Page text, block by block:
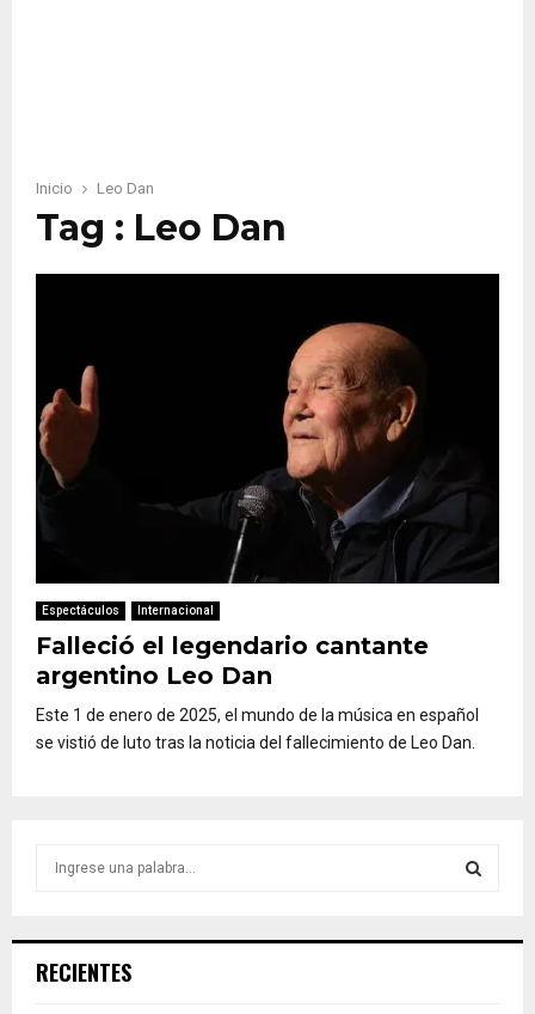
Inicio Leo Dan
Tag : Leo Dan
Espectáculos Internacional
Falleció el legendario cantante
argentino Leo Dan
Este 1 de enero de 2025, el mundo de la música en español
se vistió de luto tras la noticia del fallecimiento de Leo Dan.
h
RECIENTES